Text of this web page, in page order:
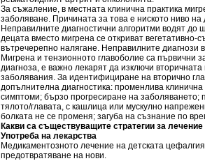
За съжаление, в местната клинична практика
заболяване. Причината за това е ниското ниво на
Неправилните диагностични алгорит­ми водят
децата вместо мигрена се откриват
вътречерепно налягане. Неправилните диагнози
Мигрена и тензионното главоболие са първични
диагноза, е важно лекарят да изключи
заболявания. За идентифициране на вторично
допълнителна диагностика: променлива
симптоми; бързо прогресиране на
тялото/главата, с кашлица или мускулно
болката не се променя; загуба на съзнание по
Какви са съществуващите стратегии за
Употреба на лекарства
Медикаментозното лечение на детската
предотвратяване на нови.